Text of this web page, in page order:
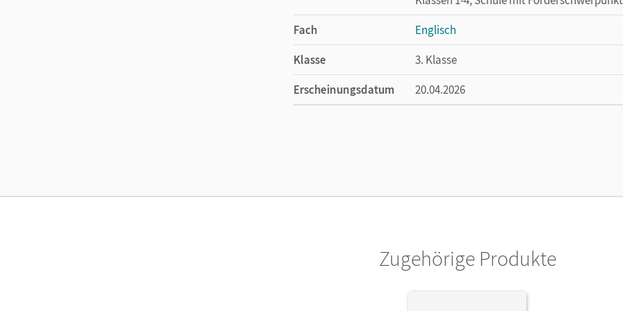
Fach
Englisch
Klasse
3. Klasse
Erscheinungsdatum
20.04.2026
Zugehörige Produkte